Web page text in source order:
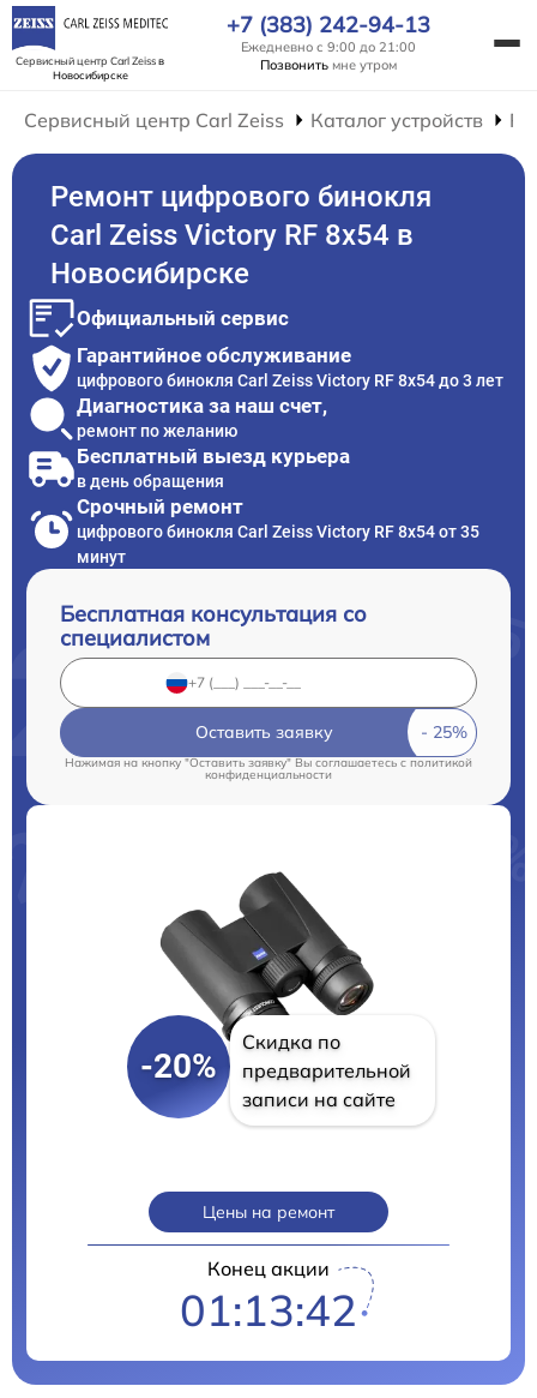
Сервисный центр Carl Zeissв
Новосибирске
+7 (383) 242-94-13
Ежедневно с 9:00 до 21:00
Позвонить мне утром
Сервисный центр Carl Zeiss Каталог устройств
Ремонт цифрового бинокля
Carl Zeiss Victory RF 8x54 в
Новосибирске
Официальный сервис
Гарантийное обслуживание
цифрового бинокля Carl Zeiss Victory RF 8x54 до 3 лет
Диагностика за наш счет,
ремонт по желанию
Бесплатный выезд курьера
в день обращения
Срочный ремонт
цифрового бинокля Carl Zeiss Victory RF 8x54 от 35
минут
Бесплатная консультация со
специалистом
Оставить заявку
Нажимая на кнопку "Оставить заявку" Вы соглашаетесь cполитикой
конфиденциальности
-20%
Скидка по
предварительной
записи на сайте
Цены на ремонт
Конец акции
01:13:41